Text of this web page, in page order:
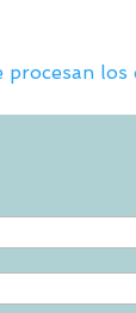
procesan